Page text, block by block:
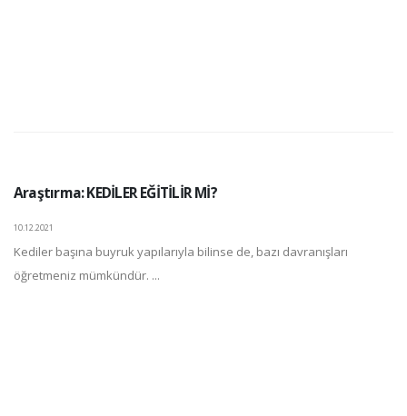
Araştırma: KEDİLER EĞİTİLİR Mİ?
10.12.2021
Kediler başına buyruk yapılarıyla bilinse de, bazı davranışları
öğretmeniz mümkündür. ...